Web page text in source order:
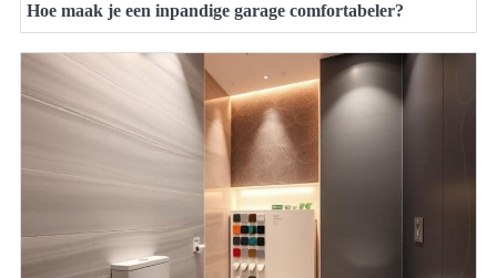
Hoe maak je een inpandige garage comfortabeler?